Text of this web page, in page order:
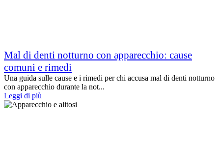
Mal di denti notturno con apparecchio: cause
comuni e rimedi
Una guida sulle cause e i rimedi per chi accusa mal di denti notturno
con apparecchio durante la not...
Leggi di più